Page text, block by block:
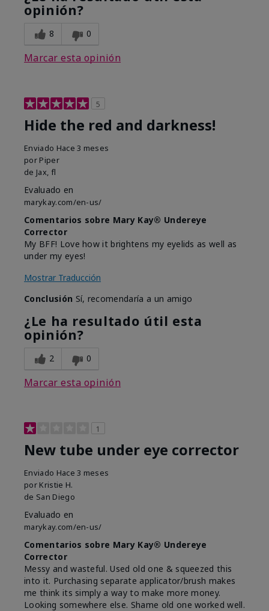
opinión?
8 0
Marcar esta opinión
5
Hide the red and darkness!
Enviado Hace 3 meses
por Piper
de Jax, fl
Evaluado en
marykay.com/en-us/
Comentarios sobre Mary Kay® Undereye
Corrector
My BFF! Love how it brightens my eyelids as well as
under my eyes!
Mostrar Traducción
Conclusión Sí, recomendaría a un amigo
¿Le ha resultado útil esta
opinión?
2 0
Marcar esta opinión
1
New tube under eye corrector
Enviado Hace 3 meses
por Kristie H.
de San Diego
Evaluado en
marykay.com/en-us/
Comentarios sobre Mary Kay® Undereye
Corrector
Messy and wasteful. Used old one & squeezed this
into it. Purchasing separate applicator/brush makes
me think its simply a way to make more money.
Looking somewhere else. Shame old one worked well.